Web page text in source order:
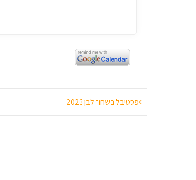
ניווט
פסטיבל בשחור לבן 2023